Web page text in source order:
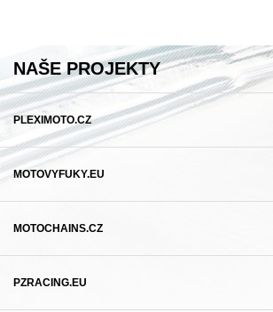
NAŠE PROJEKTY
PLEXIMOTO.CZ
MOTOVYFUKY.EU
MOTOCHAINS.CZ
PZRACING.EU